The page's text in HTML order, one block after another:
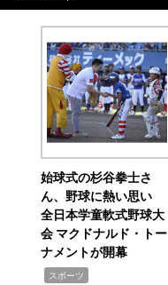
始球式の杉谷拳士さ
ん、野球に熱い思い
全日本学童軟式野球大
会 マクドナルド・トー
ナメントが開幕
スポーツ